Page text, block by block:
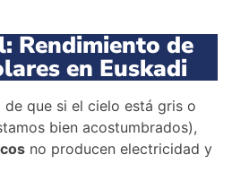
Rendimiento de
en Euskadi
que si el cielo está gris o
bien acostumbrados),
no producen electricidad y